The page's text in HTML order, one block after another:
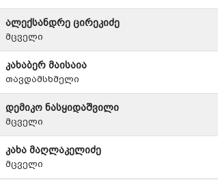
ალექსანდრე ცირეკიძე
მცველი
კახაბერ მაისაია
თავდამსხმელი
დემიკო ნასყიდაშვილი
მცველი
კახა მაღლაკელიძე
მცველი